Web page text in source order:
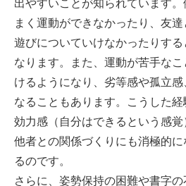
出やすいことが知られています
まく運動ができなかったり、友
遊びについていけなかったりする
なります。また、運動が苦手な
けるようになり、劣等感や孤立
なることもあります。こうした
効力感（自分はできるという感覚
他者との関係づくりにも消極的
るのです。
さらに、姿勢保持の困難や書字